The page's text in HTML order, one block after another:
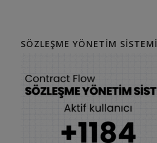
SÖZLEŞME YÖNETIM SISTEMI